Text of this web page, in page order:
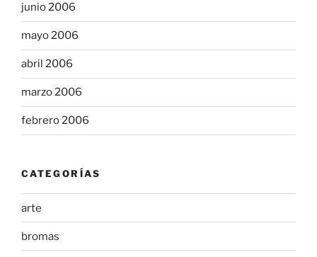
junio 2006
mayo 2006
abril 2006
marzo 2006
febrero 2006
CATEGORÍAS
arte
bromas